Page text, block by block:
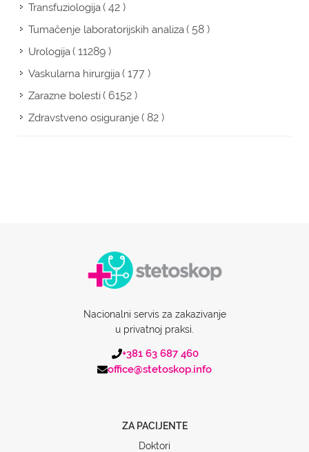
Transfuziologija( 42 )
Tumačenje laboratorijskih analiza( 58 )
Urologija( 11289 )
Vaskularna hirurgija( 177 )
Zarazne bolesti( 6152 )
Zdravstveno osiguranje( 82 )
Nacionalni servis za zakazivanje
u privatnoj praksi.
+381 63 687 460
office@stetoskop.info
ZA PACIJENTE
Doktori